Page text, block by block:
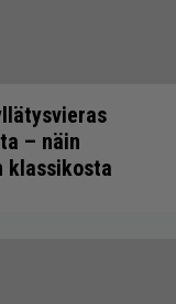
– näin
klassikosta